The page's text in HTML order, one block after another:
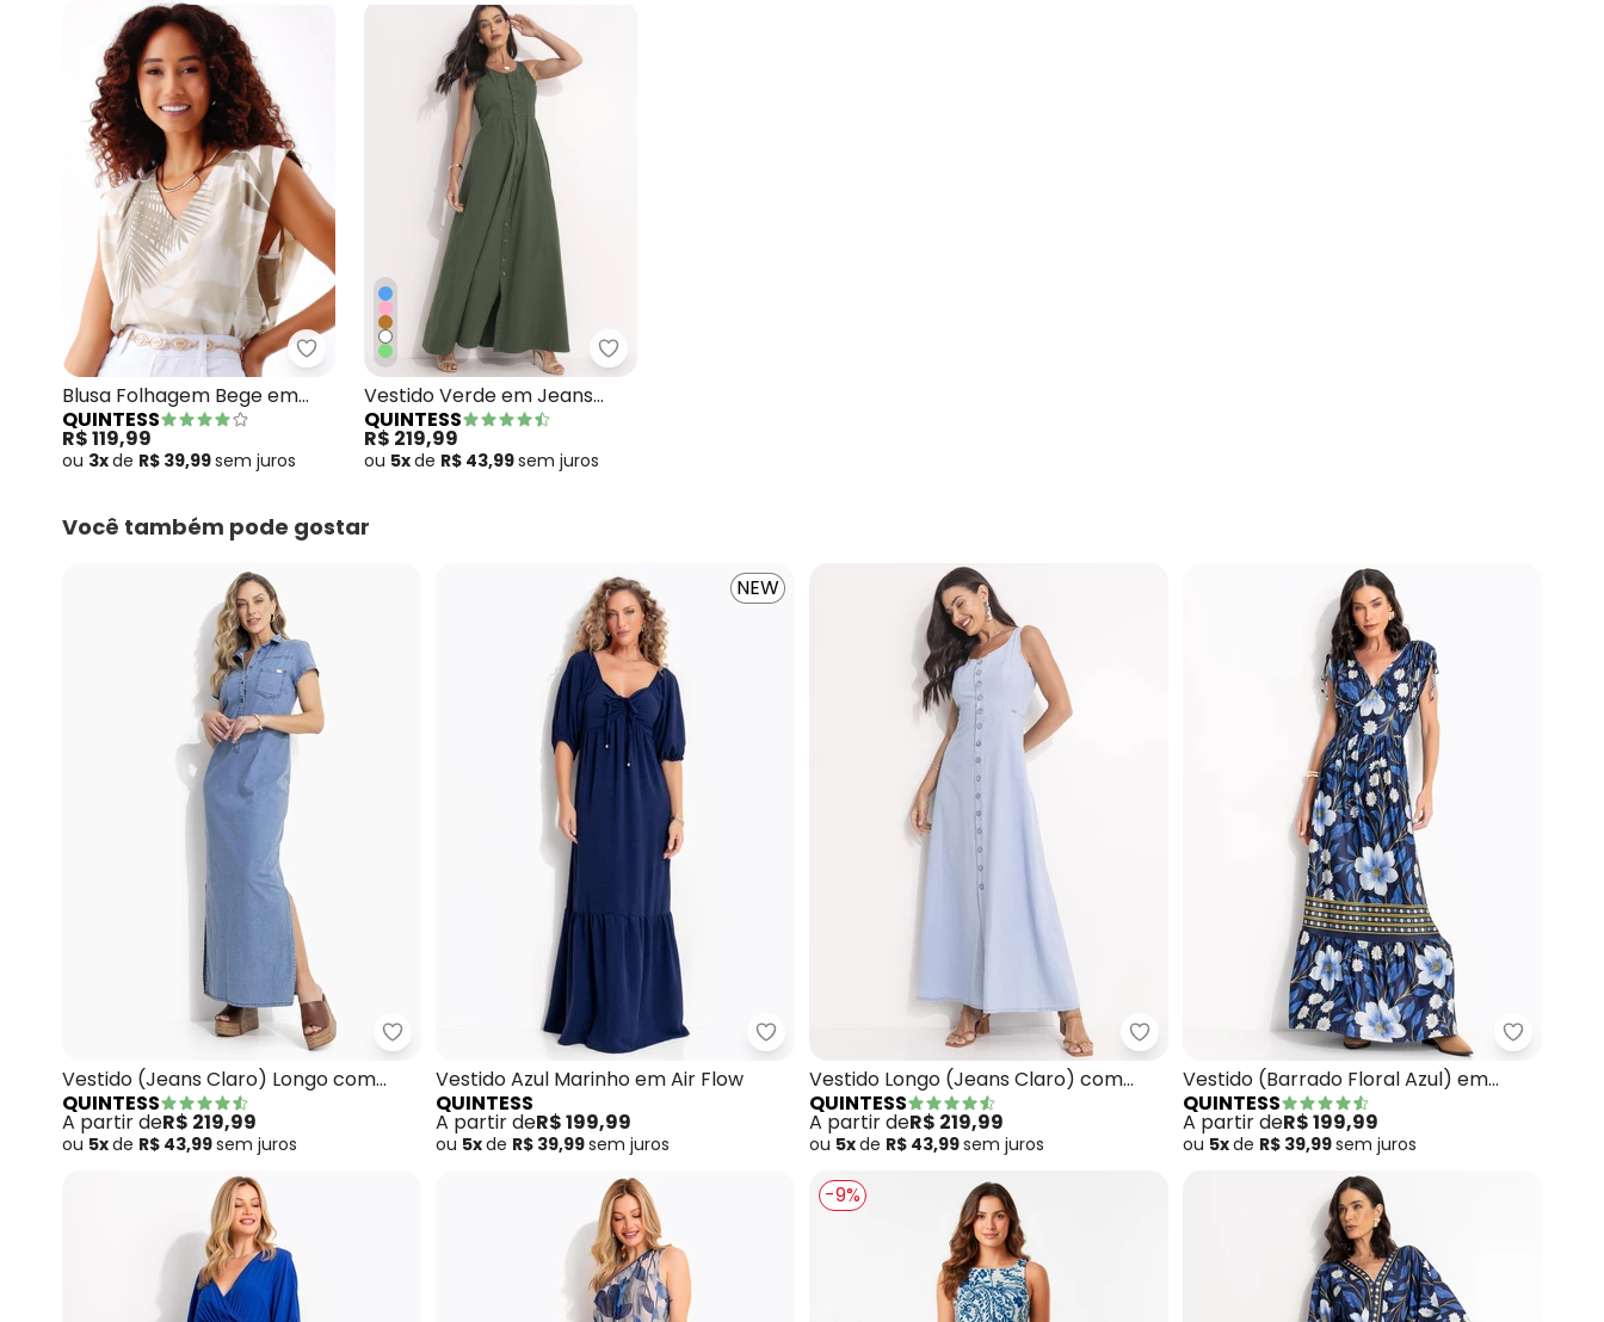
Quintess - Blusa Folhagem Bege em Linho
Blusa Folhagem Bege em
Linho
QUINTESS
R$ 119,99
ou 3xde R$ 39,99sem juros
Quintess - Vestido Verde em Jeans Leve
Vestido Verde em Jeans
Leve
QUINTESS
R$ 219,99
ou 5xde R$ 43,99sem juros
Você também pode gostar
Quintess - Vestido (Jeans Claro) Longo com Gola e Bolsos
Vestido (Jeans Claro) Longo com
Gola e Bolsos
QUINTESS
A partir deR$ 219,99
ou 5xde R$ 43,99sem juros
NEW
Quintess - Vestido Azul Marinho em Air Flow
Vestido Azul Marinho em Air Flow
QUINTESS
A partir deR$ 199,99
ou 5xde R$ 39,99sem juros
Quintess - Vestido Longo (Jeans Claro) com
Vestido Longo (Jeans Claro) com
Botões
QUINTESS
A partir deR$ 219,99
ou 5xde R$ 43,99sem juros
Quintess
Vestido (Barrado Floral Azul) em
Malha Fria
QUINTESS
A partir deR$ 199,99
ou 5xde R$ 39,99sem juros
-9%